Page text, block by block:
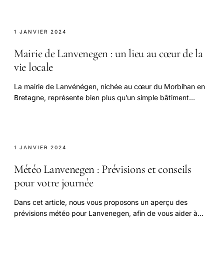
1 JANVIER 2024
Mairie de Lanvenegen : un lieu au cœur de la
vie locale
La mairie de Lanvénégen, nichée au cœur du Morbihan en
Bretagne, représente bien plus qu’un simple bâtiment
1 JANVIER 2024
Météo Lanvenegen : Prévisions et conseils
pour votre journée
Dans cet article, nous vous proposons un aperçu des
prévisions météo pour Lanvenegen, afin de vous aider à